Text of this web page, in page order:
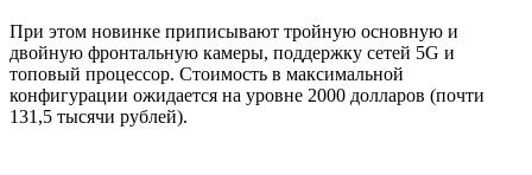
При этом новинке приписывают тройную основную и
двойную фронтальную камеры, поддержку сетей 5G и
топовый процессор. Стоимость в максимальной
конфигурации ожидается на уровне 2000 долларов (почти
131,5 тысячи рублей).